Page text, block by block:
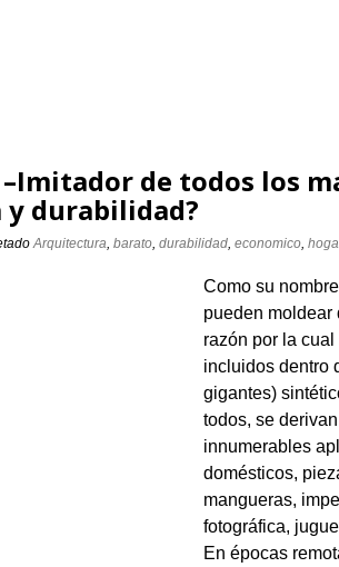
–Imitador de todos los
y durabilidad?
Arquitectura, barato, durabilidad, economico,
Como su
pueden moldear
razón por la
incluidos dentro
gigantes)
todos, se
innumerables
domésticos,
mangueras,
fotográfica,
En épocas